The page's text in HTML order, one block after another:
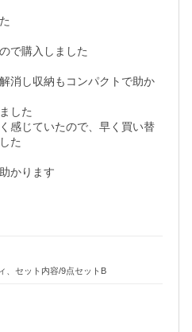
で購入しました
消し収納もコンパクトで助か
した
感じていたので、早く買い替
た
かります
、セット内容/9点セットB